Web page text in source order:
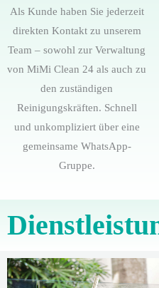
Als Kunde haben Sie jederzeit
direkten Kontakt zu unserem
Team – sowohl zur Verwaltung
von MiMi Clean 24 als auch zu
den zuständigen
Reinigungskräften. Schnell
und unkompliziert über eine
gemeinsame WhatsApp-
Gruppe.